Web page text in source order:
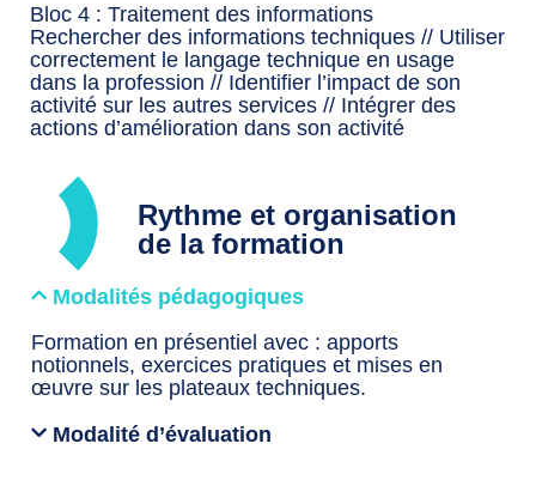
Bloc 4 : Traitement des informations
Rechercher des informations techniques // Utiliser
correctement le langage technique en usage
dans la profession // Identifier l’impact de son
activité sur les autres services // Intégrer des
actions d’amélioration dans son activité
Rythme et organisation
de la formation
Modalités pédagogiques
Formation en présentiel avec : apports
notionnels, exercices pratiques et mises en
œuvre sur les plateaux techniques.
Modalité d’évaluation